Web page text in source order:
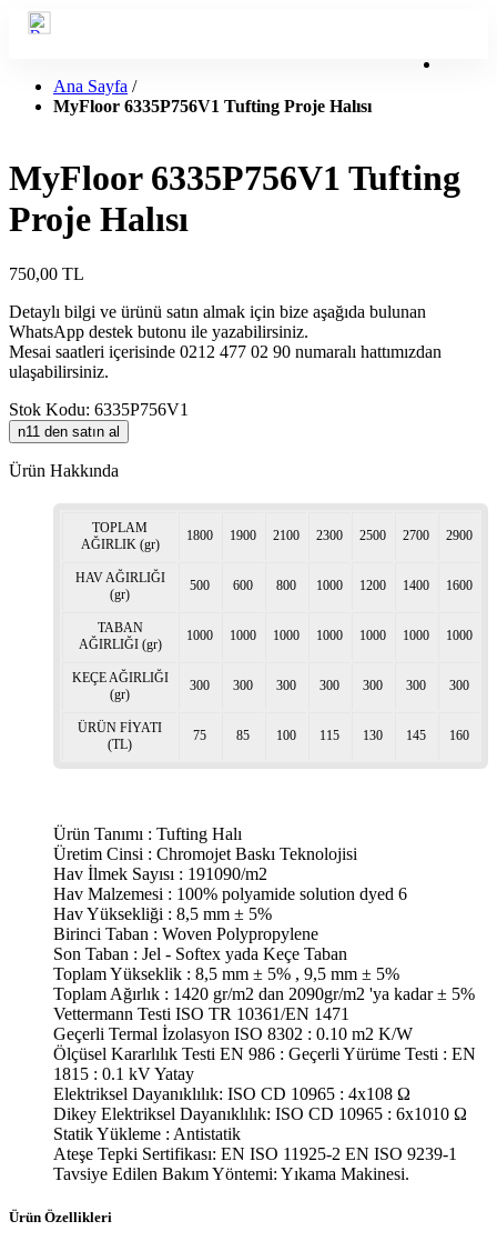
Arama Sonuçları : :
Search Footer Text
Ana Sayfa /
MyFloor 6335P756V1 Tufting Proje Halısı
MyFloor 6335P756V1 Tufting
Proje Halısı
750,00 TL
Detaylı bilgi ve ürünü satın almak için bize aşağıda bulunan
WhatsApp destek butonu ile yazabilirsiniz.
Mesai saatleri içerisinde 0212 477 02 90 numaralı hattımızdan
ulaşabilirsiniz.
Stok Kodu: 6335P756V1
n11 den satın al
Ürün Hakkında
TOPLAM
AĞIRLIK (gr)
1800 1900 2100 2300 2500 2700 2900
HAV AĞIRLIĞI
(gr)
500 600 800 1000 1200 1400 1600
TABAN
AĞIRLIĞI (gr)
1000 1000 1000 1000 1000 1000 1000
KEÇE AĞIRLIĞI
(gr)
300 300 300 300 300 300 300
ÜRÜN FİYATI
(TL)
75 85 100 115 130 145 160
Ürün Tanımı : Tufting Halı
Üretim Cinsi : Chromojet Baskı Teknolojisi
Hav İlmek Sayısı : 191090/m2
Hav Malzemesi : 100% polyamide solution dyed 6
Hav Yüksekliği : 8,5 mm ± 5%
Birinci Taban : Woven Polypropylene
Son Taban : Jel - Softex yada Keçe Taban
Toplam Yükseklik : 8,5 mm ± 5% , 9,5 mm ± 5%
Toplam Ağırlık : 1420 gr/m2 dan 2090gr/m2 'ya kadar ± 5%
Vettermann Testi ISO TR 10361/EN 1471
Geçerli Termal İzolasyon ISO 8302 : 0.10 m2 K/W
Ölçüsel Kararlılık Testi EN 986 : Geçerli Yürüme Testi : EN
1815 : 0.1 kV Yatay
Elektriksel Dayanıklılık: ISO CD 10965 : 4x108 Ω
Dikey Elektriksel Dayanıklılık: ISO CD 10965 : 6x1010 Ω
Statik Yükleme : Antistatik
Ateşe Tepki Sertifikası: EN ISO 11925-2 EN ISO 9239-1
Tavsiye Edilen Bakım Yöntemi: Yıkama Makinesi.
Ürün Özellikleri